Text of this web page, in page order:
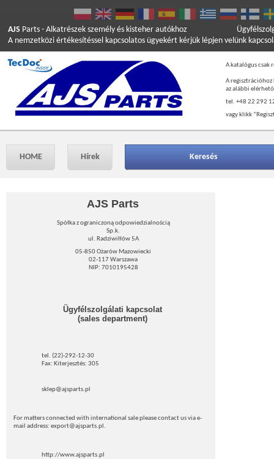
AJS Parts - Alkatrészek személy és kisteher autókhoz
A nemzetközi értékesítéssel kapcsolatos ügyekért kérjük lépjen velünk
A katalógus csak
A regisztrációhoz
az alábbi
tel. +48 22 292
vagy klikk
HOME Hírek Keresés
AJS Parts
Spółka z ograniczoną odpowiedzialnością
Sp.k.
ul. Radziwiłłów 5A
05-850 Ożarów Mazowiecki
02-117 Warszawa
NIP: 7010195428
Ügyfélszolgálati kapcsolat
(sales department)
tel. (22)-292-12-30
Fax: Kiterjesztés: 305
sklep@ajsparts.pl
For matters connected with international sale please contact us via e-
mail address: export@ajsparts.pl.
http://www.ajsparts.pl